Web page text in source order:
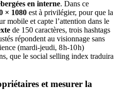
en interne. Dans ce
× 1080 est à privilégier, pour que la
mobile et capte l’attention dans le
de 150 caractères, trois hashtags
répondent au visionnage sans
(mardi-jeudi, 8 h-10 h)
que le social selling index traduira
et mesurer la